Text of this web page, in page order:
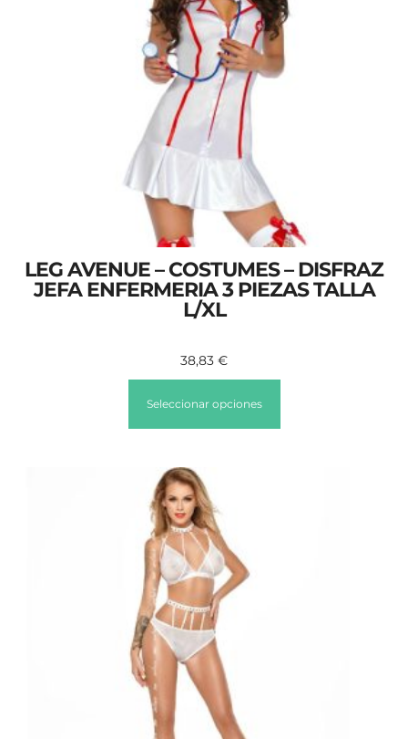
LEG AVENUE – COSTUMES – DISFRAZ
JEFA ENFERMERIA 3 PIEZAS TALLA
L/XL
38,83 €
Seleccionar opciones